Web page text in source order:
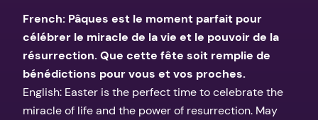
French: Pâques est le moment parfait pour
célébrer le miracle de la vie et le pouvoir de la
résurrection. Que cette fête soit remplie de
bénédictions pour vous et vos proches.
English: Easter is the perfect time to celebrate the
miracle of life and the power of resurrection. May